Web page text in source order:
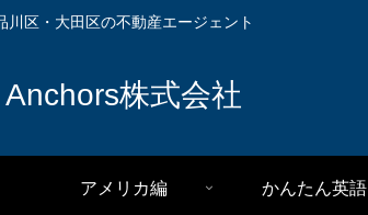
川区・大田区の不動産エージェント
Anchors株式会社
アメリカ編 かんたん英語